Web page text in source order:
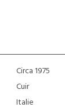
Circa 1975
Cuir
Italie